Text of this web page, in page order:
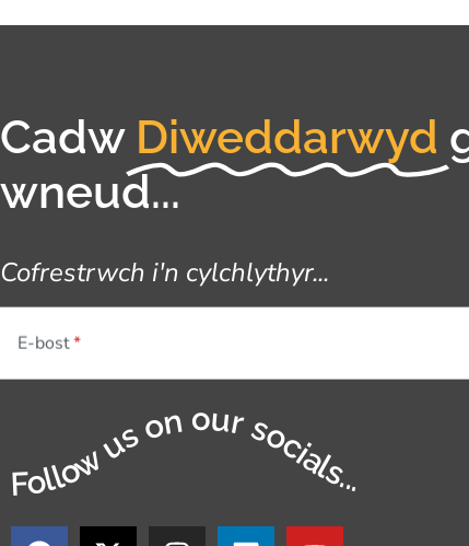
Cadw Diweddarwyd
wneud...
Cofrestrwch i'n cylchlythyr...
E-bost
Follow us on our socials...